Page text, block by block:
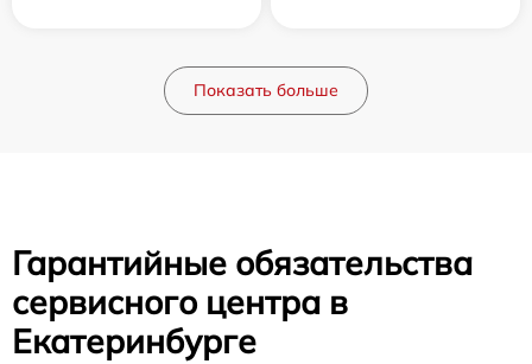
Показать больше
Гарантийные обязательства
сервисного центра в
Екатеринбурге